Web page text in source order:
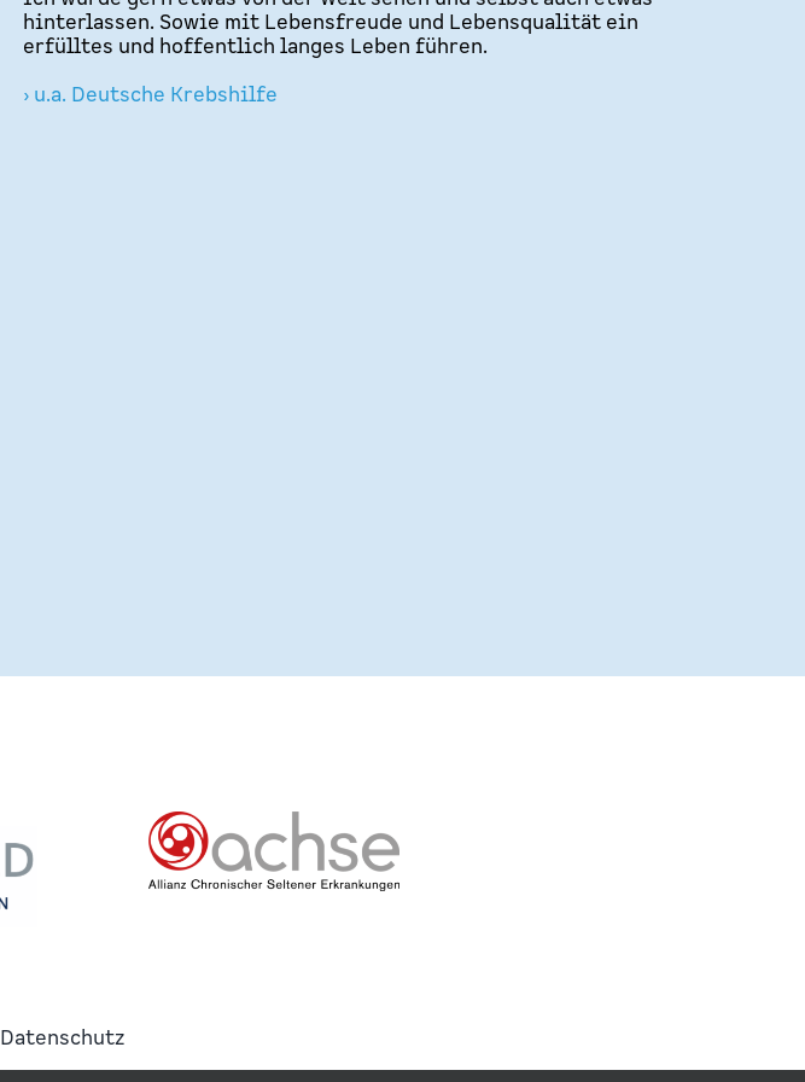
hinterlassen. Sowie mit Lebensfreude und Lebensqualität ein
erfülltes und hoffentlich langes Leben führen.
› u.a. Deutsche Krebshilfe
Datenschutz